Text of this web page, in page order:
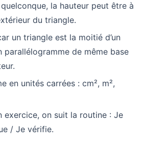
la hauteur peut être à
du triangle.
un triangle est la moitié d’un
parallélogramme de même base
en unités carrées : cm², m²,
exercice, on suit la routine : Je
/ Je vérifie.